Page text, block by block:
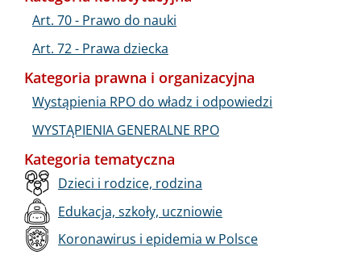
Art. 70 - Prawo do nauki
Art. 72 - Prawa dziecka
Kategoria prawna i organizacyjna
Wystąpienia RPO do władz i odpowiedzi
WYSTĄPIENIA GENERALNE RPO
Kategoria tematyczna
Dzieci i rodzice, rodzina
Edukacja, szkoły, uczniowie
Koronawirus i epidemia w Polsce